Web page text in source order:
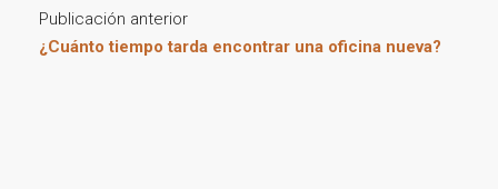
Publicación anterior
¿Cuánto tiempo tarda encontrar una oficina nueva?